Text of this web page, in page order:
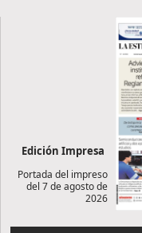
Edición Impresa
Portada del impreso
del 7 de agosto de
2026